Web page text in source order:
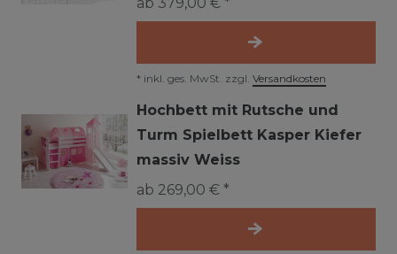
* inkl. ges. MwSt. zzgl. Versandkosten
Hochbett mit Rutsche und
Turm Spielbett Kasper Kiefer
massiv Weiss
ab 269,00 € *